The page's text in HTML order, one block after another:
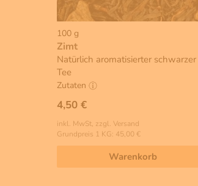
100 g
Zimt
Natürlich aromatisierter schwarzer
Tee
Zutaten
4,50 €
inkl. MwSt, zzgl. Versand
Grundpreis 1 KG: 45,00 €
Warenkorb